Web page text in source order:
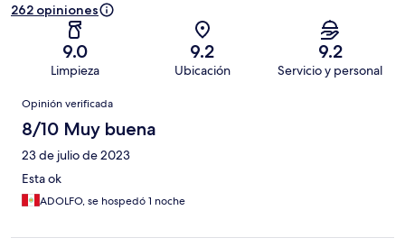
262 opiniones
9.0
Limpieza
9.2
Ubicación
9.2
Servicio y personal
Opiniones
Opinión verificada
8/10 Muy buena
23 de julio de 2023
Esta ok
ADOLFO, se hospedó 1 noche